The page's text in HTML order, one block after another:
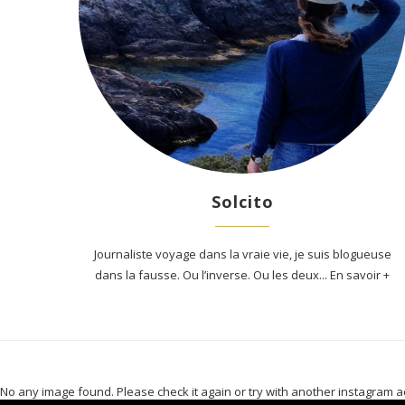
Solcito
Journaliste voyage dans la vraie vie, je suis blogueuse
dans la fausse. Ou l’inverse. Ou les deux... En savoir +
No any image found. Please check it again or try with another instagram